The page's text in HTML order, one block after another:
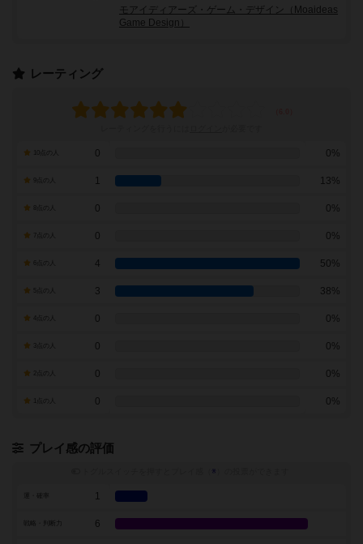
モアイディアーズ・ゲーム・デザイン（Moaideas
Game Design）
レーティング
0 0%
1 13%
0 0%
7点の人 0 0%
4 50%
3 38%
0 0%
0 0%
0 0%
0 0%
プレイ感の評価
※
1
戦略・判断力 6